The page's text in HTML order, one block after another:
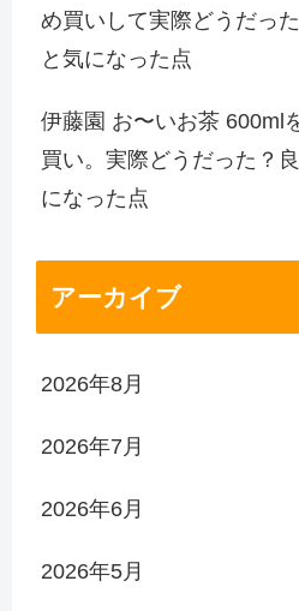
め買いして実際どうだっ
と気になった点
伊藤園 お〜いお茶 600ml
買い。実際どうだった？
になった点
アーカイブ
2026年8月
2026年7月
2026年6月
2026年5月